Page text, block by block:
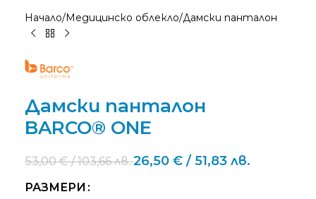
Начало/Медицинско облекло/Дамски панталон
Дамски панталон
BARCO® ONE
53,00€/ 103,66 лв.26,50 € / 51,83 лв.
РАЗМЕРИ